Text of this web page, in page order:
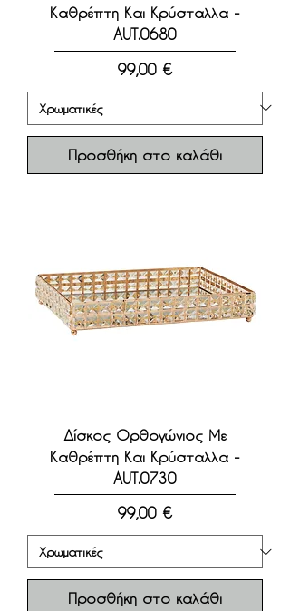
Καθρέπτη Και Κρύσταλλα -
AUT.0680
Τιμή
99,00 €
Προσθήκη στο καλάθι
Δίσκος Ορθογώνιος Με
Καθρέπτη Και Κρύσταλλα -
AUT.0730
Τιμή
99,00 €
Προσθήκη στο καλάθι